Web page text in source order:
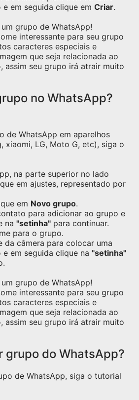
em seguida clique em Criar.
grupo de WhatsApp!
interessante para seu grupo
caracteres especiais e
que seja relacionada ao
assim seu grupo irá atrair muito
no WhatsApp?
de WhatsApp em aparelhos
xiaomi, LG, Moto G, etc), siga o
na parte superior no lado
em ajustes, representado por
em Novo grupo.
para adicionar ao grupo e
na "setinha" para continuar.
para o grupo.
da câmera para colocar uma
em seguida clique na "setinha"
grupo de WhatsApp!
interessante para seu grupo
caracteres especiais e
que seja relacionada ao
assim seu grupo irá atrair muito
grupo do WhatsApp?
de WhatsApp, siga o tutorial